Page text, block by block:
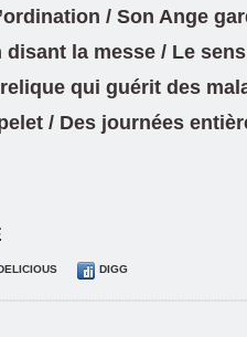
/ Son Ange
la messe / Le
qui guérit des
/ Des journées
DIGG